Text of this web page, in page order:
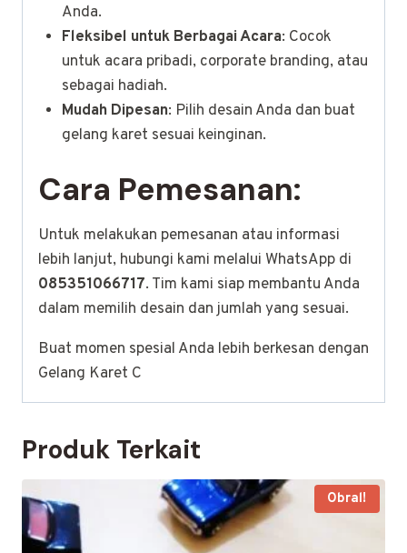
Anda.
Fleksibel untuk Berbagai Acara: Cocok
untuk acara pribadi, corporate branding, atau
sebagai hadiah.
Mudah Dipesan: Pilih desain Anda dan buat
gelang karet sesuai keinginan.
Cara Pemesanan:
Untuk melakukan pemesanan atau informasi
lebih lanjut, hubungi kami melalui WhatsApp di
085351066717. Tim kami siap membantu Anda
dalam memilih desain dan jumlah yang sesuai.
Buat momen spesial Anda lebih berkesan dengan
Gelang Karet C
Produk Terkait
Obral!